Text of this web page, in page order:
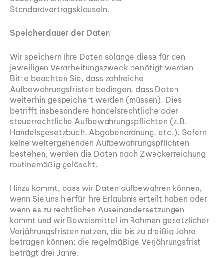
Standardvertragsklauseln.
Speicherdauer der Daten
Wir speichern Ihre Daten solange diese für den
jeweiligen Verarbeitungszweck benötigt werden.
Bitte beachten Sie, dass zahlreiche
Aufbewahrungsfristen bedingen, dass Daten
weiterhin gespeichert werden (müssen). Dies
betrifft insbesondere handelsrechtliche oder
steuerrechtliche Aufbewahrungspflichten (z.B.
Handelsgesetzbuch, Abgabenordnung, etc.). Sofern
keine weitergehenden Aufbewahrungspflichten
bestehen, werden die Daten nach Zweckerreichung
routinemäßig gelöscht.
Hinzu kommt, dass wir Daten aufbewahren können,
wenn Sie uns hierfür Ihre Erlaubnis erteilt haben oder
wenn es zu rechtlichen Auseinandersetzungen
kommt und wir Beweismittel im Rahmen gesetzlicher
Verjährungsfristen nutzen, die bis zu dreißig Jahre
betragen können; die regelmäßige Verjährungsfrist
beträgt drei Jahre.